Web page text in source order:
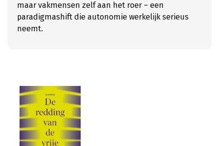
maar vakmensen zelf aan het roer – een
paradigmashift die autonomie werkelijk serieus
neemt.